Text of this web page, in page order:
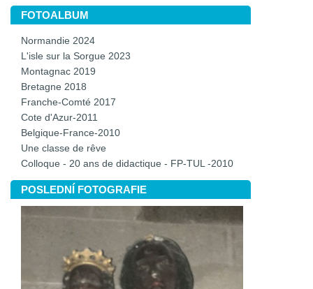
FOTOALBUM
Normandie 2024
L'isle sur la Sorgue 2023
Montagnac 2019
Bretagne 2018
Franche-Comté 2017
Cote d'Azur-2011
Belgique-France-2010
Une classe de rêve
Colloque - 20 ans de didactique - FP-TUL -2010
POSLEDNÍ FOTOGRAFIE